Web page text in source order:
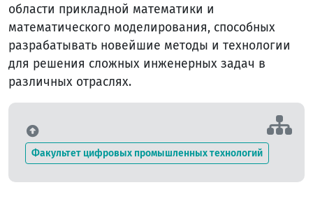
области прикладной математики и
математического моделирования, способных
разрабатывать новейшие методы и технологии
для решения сложных инженерных задач в
различных отраслях.
Факультет цифровых промышленных технологий